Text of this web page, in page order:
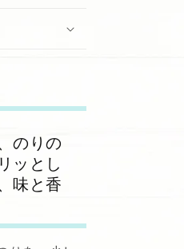
のりの
ッとし
味と香